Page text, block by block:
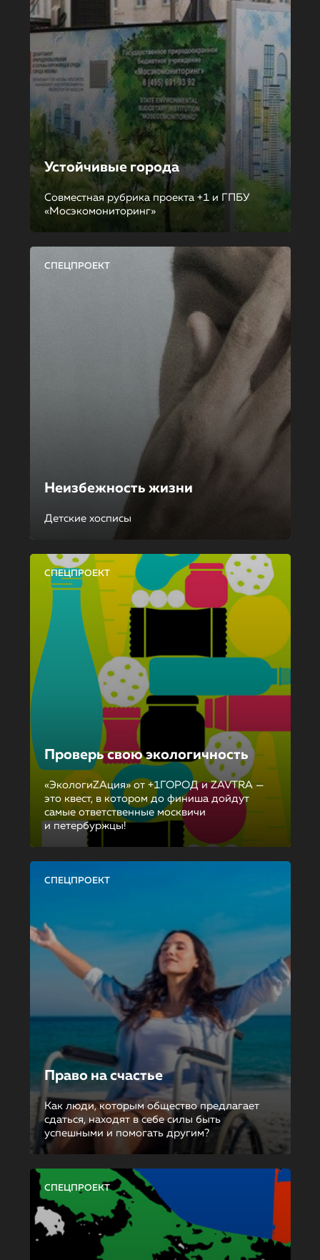
Устойчивые города
Совместная рубрика проекта +1 и ГПБУ
«Мосэкомониторинг»
СПЕЦПРОЕКТ
Неизбежность жизни
Детские хосписы
СПЕЦПРОЕКТ
Проверь свою экологичность
«ЭкологиZAция» от +1ГОРОД и ZAVTRA —
это квест, в котором до финиша дойдут
самые ответственные москвичи
и петербуржцы!
СПЕЦПРОЕКТ
Право на счастье
Как люди, которым общество предлагает
сдаться, находят в себе силы быть
успешными и помогать другим?
СПЕЦПРОЕКТ